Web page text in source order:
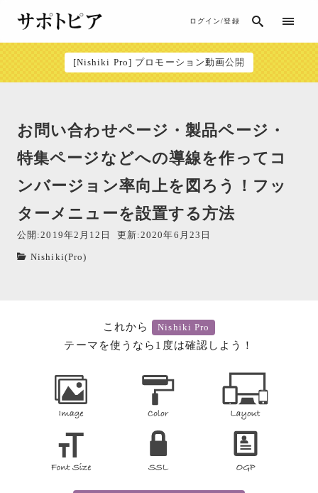
ログイン/登録
[Nishiki Pro] プロモーション動画公開
お問い合わせページ・製品ページ・
特集ページなどへの導線を作ってコ
ンバージョン率向上を図ろう！フッ
ターメニューを設置する方法
公開:2019年2月12日 更新:2020年6月23日
Nishiki(Pro)
これから Nishiki Pro
テーマを使うなら1度は確認しよう！